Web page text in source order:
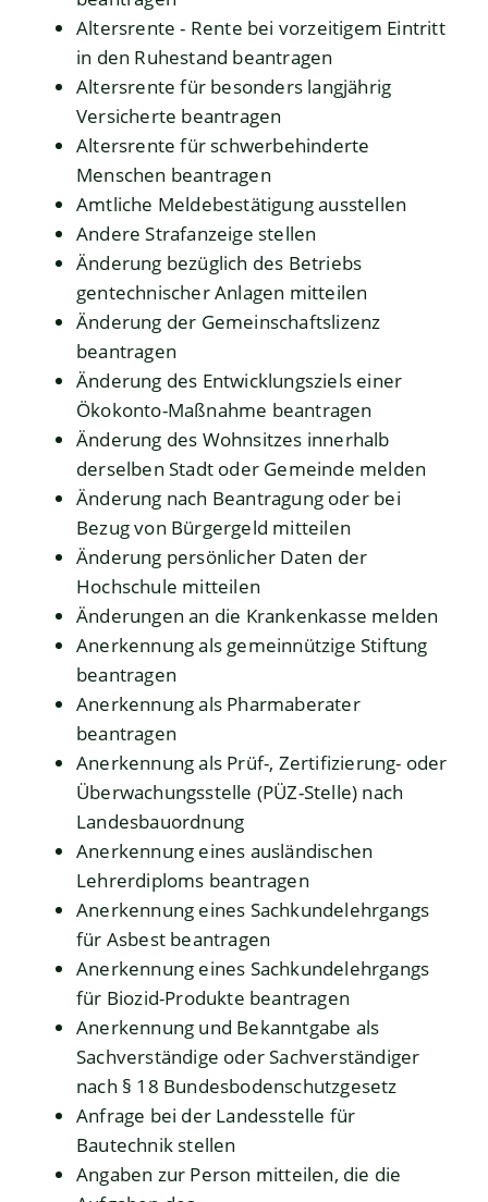
Altersrente - Rente bei vorzeitigem Eintritt
in den Ruhestand beantragen
Altersrente für besonders langjährig
Versicherte beantragen
Altersrente für schwerbehinderte
Menschen beantragen
Amtliche Meldebestätigung ausstellen
Andere Strafanzeige stellen
Änderung bezüglich des Betriebs
gentechnischer Anlagen mitteilen
Änderung der Gemeinschaftslizenz
beantragen
Änderung des Entwicklungsziels einer
Ökokonto-Maßnahme beantragen
Änderung des Wohnsitzes innerhalb
derselben Stadt oder Gemeinde melden
Änderung nach Beantragung oder bei
Bezug von Bürgergeld mitteilen
Änderung persönlicher Daten der
Hochschule mitteilen
Änderungen an die Krankenkasse melden
Anerkennung als gemeinnützige Stiftung
beantragen
Anerkennung als Pharmaberater
beantragen
Anerkennung als Prüf-, Zertifizierung- oder
Überwachungsstelle (PÜZ-Stelle) nach
Landesbauordnung
Anerkennung eines ausländischen
Lehrerdiploms beantragen
Anerkennung eines Sachkundelehrgangs
für Asbest beantragen
Anerkennung eines Sachkundelehrgangs
für Biozid-Produkte beantragen
Anerkennung und Bekanntgabe als
Sachverständige oder Sachverständiger
nach § 18 Bundesbodenschutzgesetz
Anfrage bei der Landesstelle für
Bautechnik stellen
Angaben zur Person mitteilen, die die